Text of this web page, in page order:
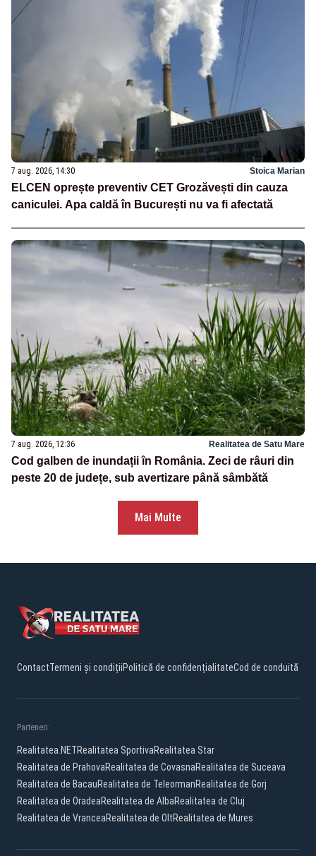
7 aug. 2026, 14:30 Stoica Marian
ELCEN oprește preventiv CET Grozăvești din cauza
caniculei. Apa caldă în București nu va fi afectată
7 aug. 2026, 12:36 Realitatea de Satu Mare
Cod galben de inundații în România. Zeci de râuri din
peste 20 de județe, sub avertizare până sâmbătă
Mai Multe
ContactTermeni și condițiiPolitică de confidențialitateCod de conduită
Parteneri:
Realitatea.NETRealitatea SportivaRealitatea Star
Realitatea de PrahovaRealitatea de CovasnaRealitatea de Suceava
Realitatea de BacauRealitatea de TeleormanRealitatea de Gorj
Realitatea de OradeaRealitatea de AlbaRealitatea de Cluj
Realitatea de VranceaRealitatea de OltRealitatea de Mures